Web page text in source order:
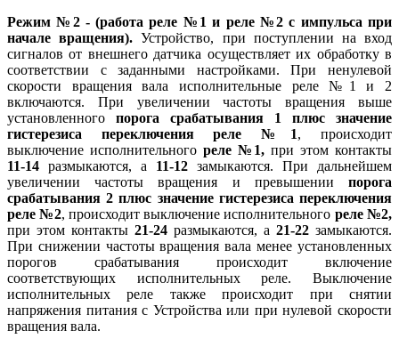
Режим №2 -(работа реле №1 и реле №2с импульсапри
начале вращения). Устройство, при поступлении на вход
сигналов от внешнего датчика осуществляет их обработку в
соответствии с заданными настройками. При ненулевой
скорости вращения вала исполнительные реле №1 и 2
включаются. При увеличении частоты вращения выше
установленного порога срабатывания 1 плюс значение
гистерезиса переключения реле №1, происходит
выключение исполнительного реле №1, при этом контакты
11-14 размыкаются, а 11-12 замыкаются. При дальнейшем
увеличении частоты вращения и превышении порога
срабатывания 2плюс значение гистерезиса переключения
реле №2, происходит выключение исполнительного реле №2,
при этом контакты 21-24 размыкаются, а 21-22 замыкаются.
При снижении частоты вращения вала менее установленных
порогов срабатывания происходит включение
соответствующих исполнительных реле. Выключение
исполнительных реле также происходит при снятии
напряжения питания с Устройства или при нулевой скорости
вращения вала.